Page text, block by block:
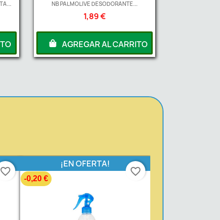
NB PALMOLIVE DESODORANTE...
1,89 €
AGREGAR AL CARRITO
favorite_border
¡EN OFERTA!
-0,20 €
favorite_border